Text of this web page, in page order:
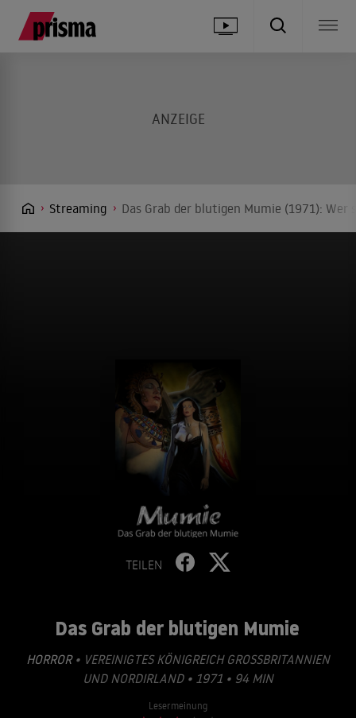
Streaming Das Grab der blutigen Mumie (1971):
TEILEN
Das Grab der blutigen Mumie
HORROR• VEREINIGTES KÖNIGREICH GROSSBRITANNIEN U
ND NORDIRLAND • 1971 • 94 MIN
Lesermeinung